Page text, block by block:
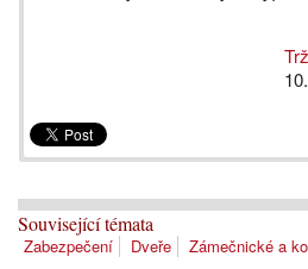
Související témata
Zabezpečení Dveře Zámečnické a